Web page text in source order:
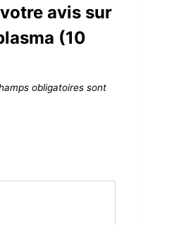
avis sur
(10
obligatoires sont